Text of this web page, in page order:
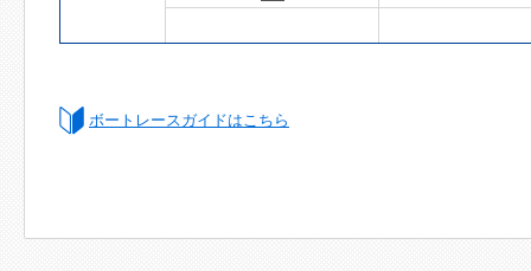
ボートレースガイドはこちら